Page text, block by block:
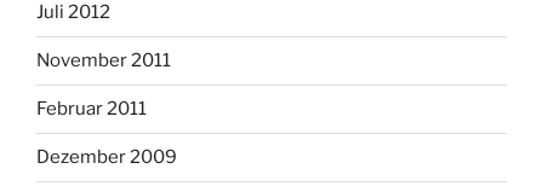
Juli 2012
November 2011
Februar 2011
Dezember 2009